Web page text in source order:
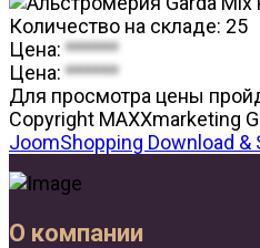
Количество на складе: 25
Цена:******
Цена:******
Для просмотра цены
Copyright MAXXmarketing
JoomShopping Download &
О компании